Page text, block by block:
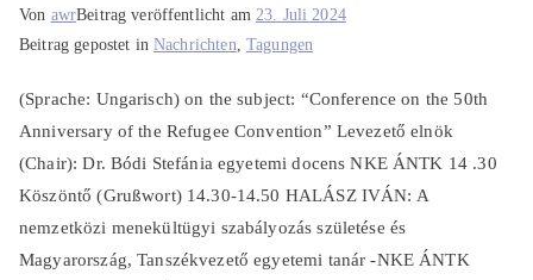
Von awrBeitrag veröffentlicht am 23. Juli 2024
Beitrag gepostet inNachrichten Tagungen
(Sprache: Ungarisch) on the subject: “Conference on the 50th
Anniversary of the Refugee Convention” Levezető elnök
(Chair): Dr. Bódi Stefánia egyetemi docens NKE ÁNTK 14 .30
Köszöntő (Grußwort) 14.30-14.50 HALÁSZ IVÁN: A
nemzetközi menekültügyi szabályozás születése és
Magyarország, Tanszékvezető egyetemi tanár -NKE ÁNTK